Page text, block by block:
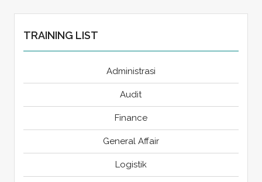
TRAINING LIST
Administrasi
Audit
Finance
General Affair
Logistik